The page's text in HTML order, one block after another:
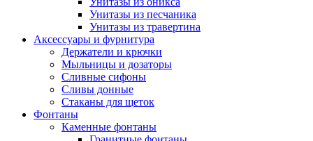
Унитазы из песчаника
Унитазы из травертина
Аксессуары и фурнитура
Держатели и крючки
Мыльницы и дозаторы
Сливные сифоны
Сливы донные
Стаканы для щеток
Фонтаны
Каменные фонтаны